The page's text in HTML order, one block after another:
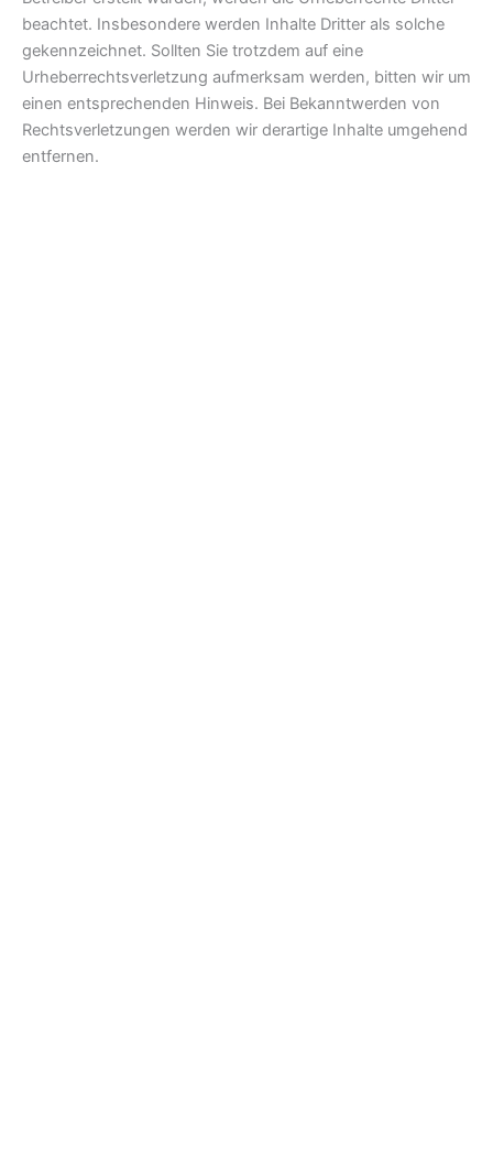
beachtet. Insbesondere werden Inhalte Dritter als solche
gekennzeichnet. Sollten Sie trotzdem auf eine
Urheberrechtsverletzung aufmerksam werden, bitten wir um
einen entsprechenden Hinweis. Bei Bekanntwerden von
Rechtsverletzungen werden wir derartige Inhalte umgehend
entfernen.